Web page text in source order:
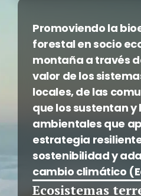
Promoviendo la
forestal en socio
montaña a través
valor de los
locales, de las
que los sustentan y
ambientales que
estrategia
sostenibilidad y
cambio climático
Ecosistemas